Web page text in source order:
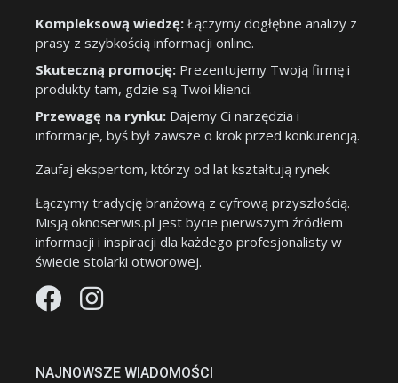
Kompleksową wiedzę: Łączymy dogłębne analizy z
prasy z szybkością informacji online.
Skuteczną promocję: Prezentujemy Twoją firmę i
produkty tam, gdzie są Twoi klienci.
Przewagę na rynku: Dajemy Ci narzędzia i
informacje, byś był zawsze o krok przed konkurencją.
Zaufaj ekspertom, którzy od lat kształtują rynek.
Łączymy tradycję branżową z cyfrową przyszłością.
Misją oknoserwis.pl jest bycie pierwszym źródłem
informacji i inspiracji dla każdego profesjonalisty w
świecie stolarki otworowej.
NAJNOWSZE WIADOMOŚCI